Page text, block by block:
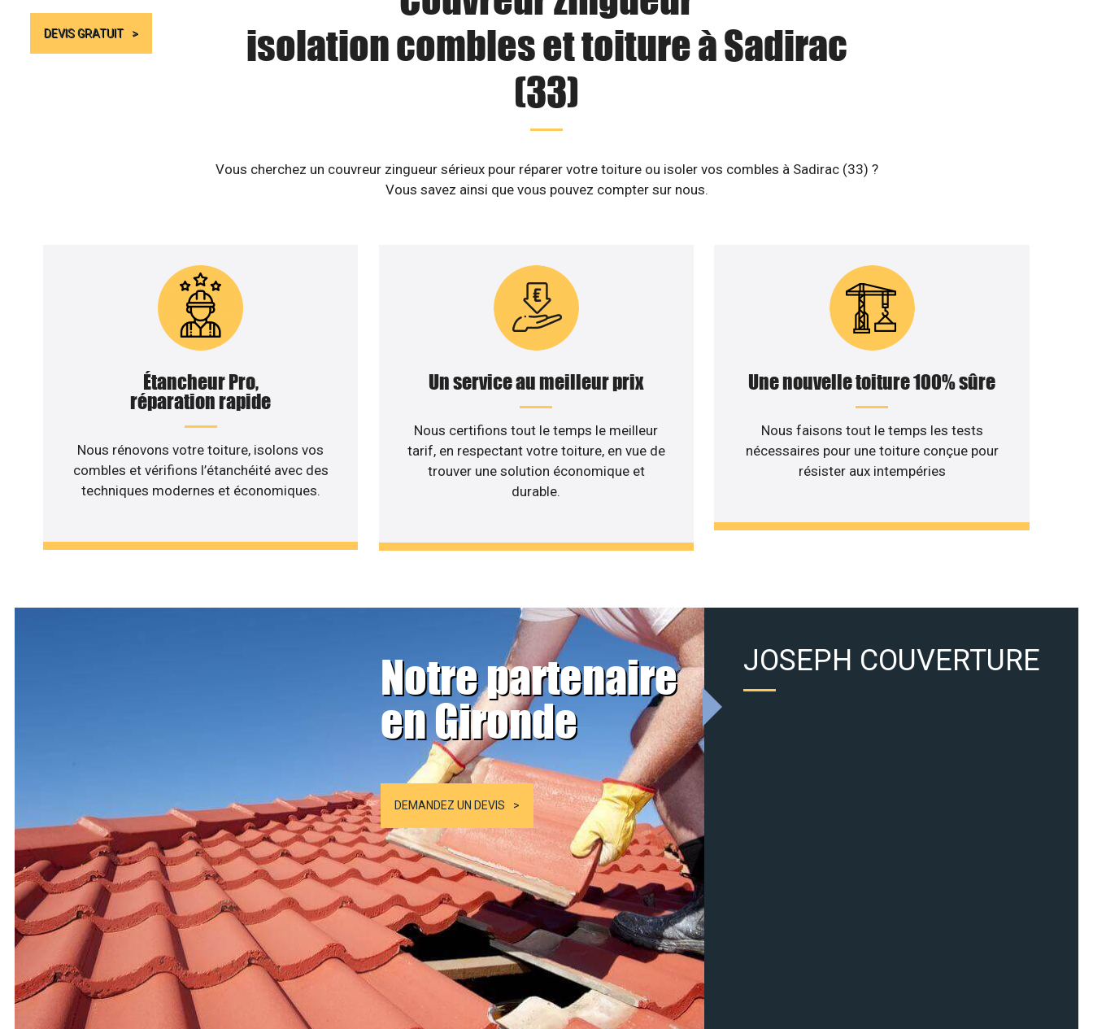
DEVIS GRATUIT
isolation combles et toiture à Sadirac
(33)
Vous cherchez un couvreur zingueur sérieux pour réparer votre toiture ou isoler vos combles à Sadirac (33) ?
Vous savez ainsi que vous pouvez compter sur nous.
Étancheur Pro,
réparation rapide
Nous rénovons votre toiture, isolons vos
combles et vérifions l’étanchéité avec des
techniques modernes et économiques.
Un service au meilleur prix
Nous certifions tout le temps le meilleur
tarif, en respectant votre toiture, en vue de
trouver une solution économique et
durable.
Une nouvelle toiture 100% sûre
Nous faisons tout le temps les tests
nécessaires pour une toiture conçue pour
résister aux intempéries
Notre partenaire
en Gironde
DEMANDEZ UN DEVIS
JOSEPH COUVERTURE